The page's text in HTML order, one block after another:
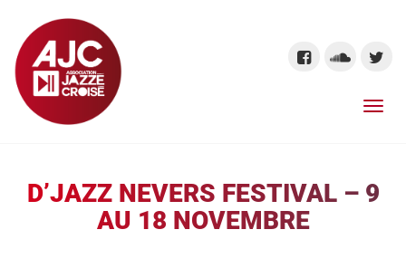
D’JAZZ NEVERS FESTIVAL – 9
AU 18 NOVEMBRE